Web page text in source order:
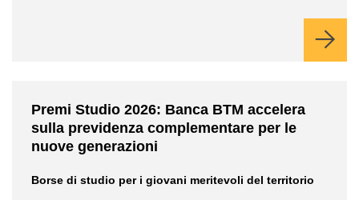
Premi Studio 2026: Banca BTM accelera
sulla previdenza complementare per le
nuove generazioni
Borse di studio per i giovani meritevoli del territorio